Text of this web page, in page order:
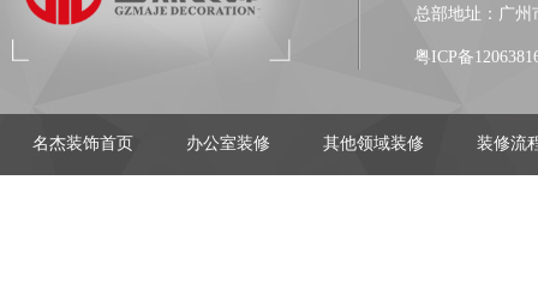
总部地址：广州
粤ICP备
名杰装饰首页 办公室装修 其他领域装修 装修流